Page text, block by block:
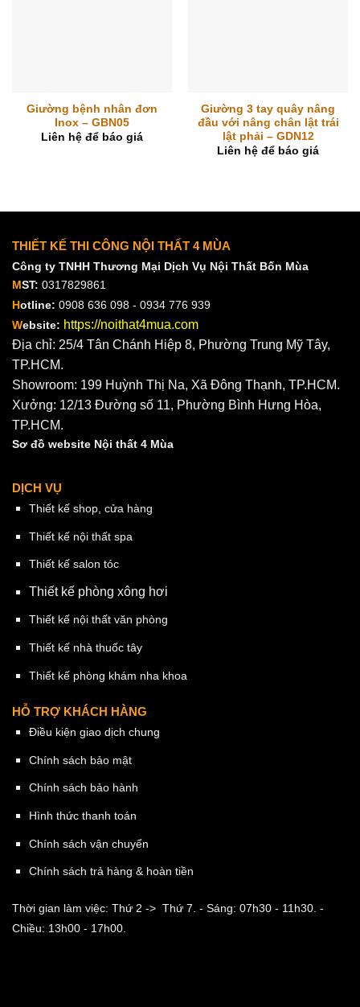
Giường bệnh nhân đơn
Inox – GBN05
Liên hệ để báo giá
Giường 3 tay quây nâng
đầu với nâng chân lật trái
lật phải – GDN12
Liên hệ để báo giá
THIẾT KẾ THI CÔNG NỘI THẤT 4 MÙA
Công ty TNHH Thương Mại Dịch Vụ Nội Thất Bốn Mùa
MST: 0317829861
Hotline: 0908 636 098 - 0934 776 939
Website: https://noithat4mua.com
Địa chỉ: 25/4 Tân Chánh Hiệp 8, Phường Trung Mỹ Tây,
TP.HCM.
Showroom: 199 Huỳnh Thị Na, Xã Đông Thạnh, TP.HCM.
Xưởng: 12/13 Đường số 11, Phường Bình Hưng Hòa,
TP.HCM.
Sơ đồ website Nội thất 4 Mùa
DỊCH VỤ
Thiết kế shop, cửa hàng
Thiết kế nội thất spa
Thiết kế salon tóc
Thiết kế phòng xông hơi
Thiết kế nội thất văn phòng
Thiết kế nhà thuốc tây
Thiết kế phòng khám nha khoa
HỖ TRỢ KHÁCH HÀNG
Điều kiện giao dịch chung
Chính sách bảo mật
Chính sách bảo hành
Hình thức thanh toán
Chính sách vận chuyển
Chính sách trả hàng & hoàn tiền
Thời gian làm việc: Thứ 2 -> Thứ 7. - Sáng: 07h30 - 11h30. -
Chiều: 13h00 - 17h00.